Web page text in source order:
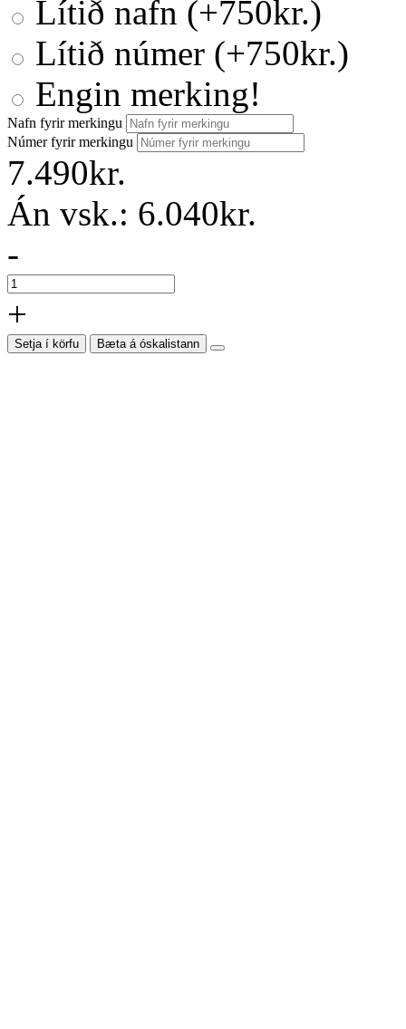
Lítið nafn (+750kr.)
Lítið númer (+750kr.)
Engin merking!
Nafn fyrir merkingu
Númer fyrir merkingu
7.490kr.
Án vsk.: 6.040kr.
-
+
Setja í körfu Bæta á óskalistann